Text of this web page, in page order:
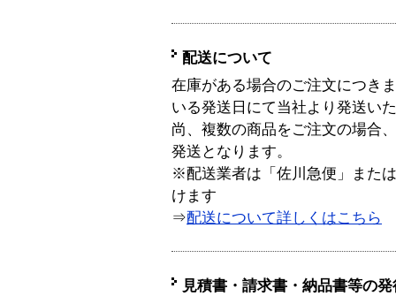
配送について
在庫がある場合のご注文につき
いる発送日にて当社より発送い
尚、複数の商品をご注文の場合
発送となります。
※配送業者は「佐川急便」また
けます
⇒配送について詳しくはこちら
見積書・請求書・納品書等の